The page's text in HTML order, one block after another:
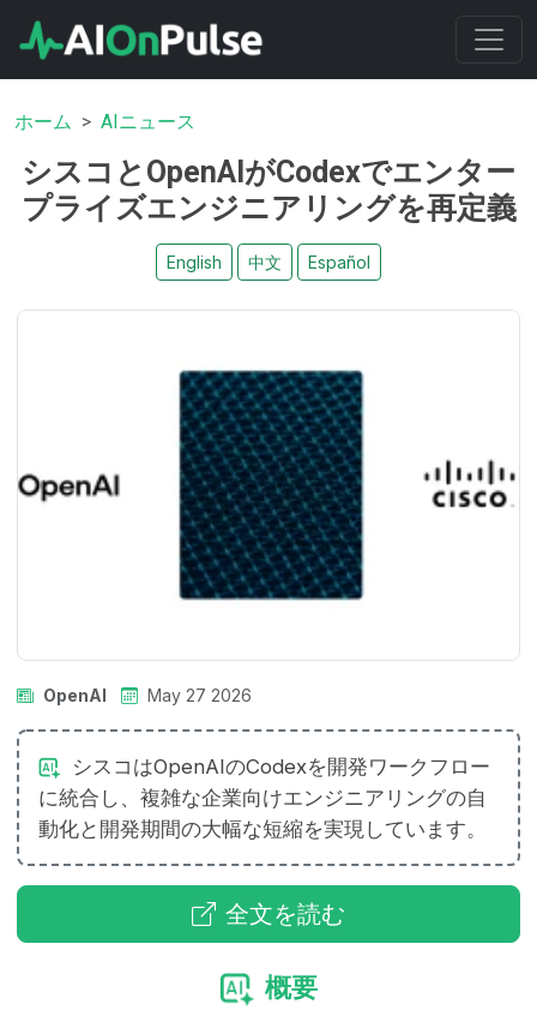
ホーム AIニュース
シスコとOpenAIがCodexでエンター
プライズエンジニアリングを再定義
English 中文 Español
OpenAI May 27 2026
シスコはOpenAIのCodexを開発ワークフロー
に統合し、複雑な企業向けエンジニアリングの自
動化と開発期間の大幅な短縮を実現しています。
全文を読む
概要